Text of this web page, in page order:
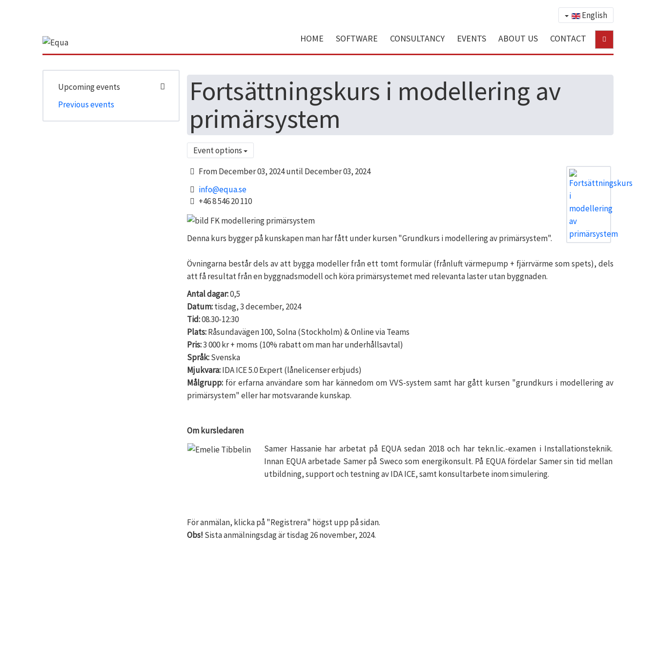
English
HOME SOFTWARE CONSULTANCY EVENTS ABOUT US CONTACT
Fortsättningskurs i modellering av
primärsystem
Event options
From December 03, 2024 until December 03, 2024
info@equa.se
+46 8 546 20 110
Denna kurs bygger på kunskapen man har fått under kursen "Grundkurs i modellering av primärsystem".
Övningarna består dels av att bygga modeller från ett tomt formulär (frånluft värmepump + fjärrvärme som spets), dels
att få resultat från en byggnadsmodell och köra primärsystemet med relevanta laster utan byggnaden.
Antal dagar:0,5
Datum:tisdag, 3 december, 2024
Tid:08.30-12:30
Plats:Råsundavägen 100, Solna (Stockholm) & Online via Teams
Pris:3 000 kr + moms (10% rabatt om man har underhållsavtal)
Språk:Svenska
Mjukvara:IDA ICE 5.0 Expert (lånelicenser erbjuds)
Målgrupp: för erfarna användare som har kännedom om VVS-system samt har gått kursen "grundkurs i modellering av
primärsystem" eller har motsvarande kunskap.
Om kursledaren
Samer Hassanie har arbetat på EQUA sedan 2018 och har tekn.lic.-examen i Installationsteknik.
Innan EQUA arbetade Samer på Sweco som energikonsult. På EQUA fördelar Samer sin tid mellan
utbildning, support och testning av IDA ICE, samt konsultarbete inom simulering.
För anmälan, klicka på "Registrera" högst upp på sidan.
Obs! Sista anmälningsdag är tisdag 26 november, 2024.
Upcoming events
Previous events